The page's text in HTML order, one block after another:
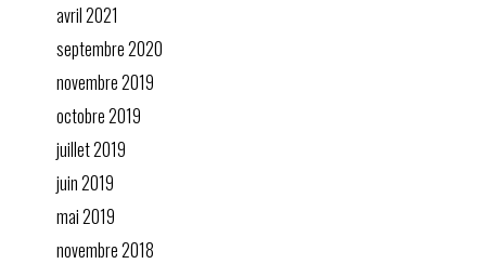
avril 2021
septembre 2020
novembre 2019
octobre 2019
juillet 2019
juin 2019
mai 2019
novembre 2018